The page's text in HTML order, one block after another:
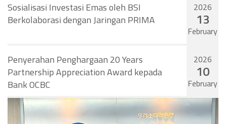
Sosialisasi Investasi Emas oleh BSI
Berkolaborasi dengan Jaringan PRIMA
2026
13
February
Penyerahan Penghargaan 20 Years
Partnership Appreciation Award kepada
Bank OCBC
2026
10
February